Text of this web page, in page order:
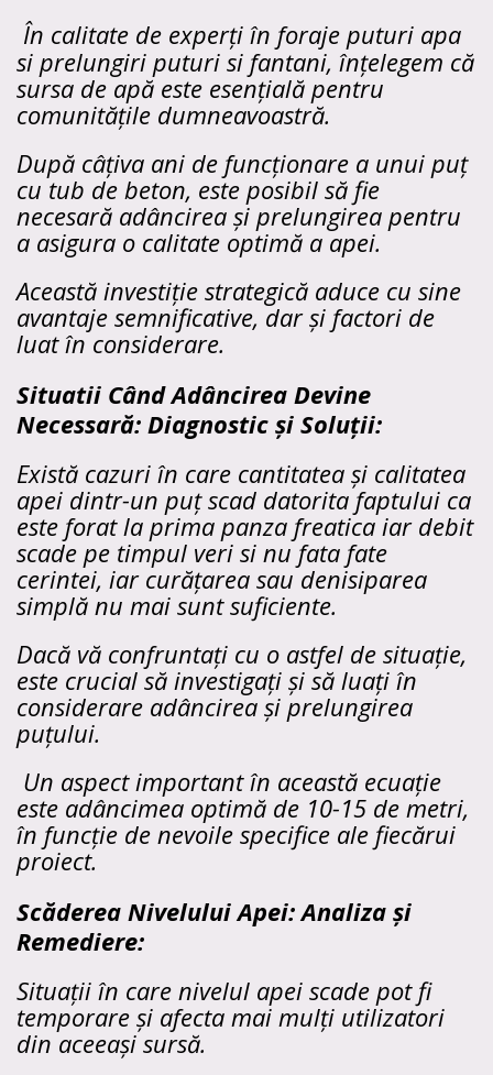
În calitate de experți în foraje puturi apa
si prelungiri puturi si fantani, înțelegem că
sursa de apă este esențială pentru
comunitățile dumneavoastră.
După câțiva ani de funcționare a unui puț
cu tub de beton, este posibil să fie
necesară adâncirea și prelungirea pentru
a asigura o calitate optimă a apei.
Această investiție strategică aduce cu sine
avantaje semnificative, dar și factori de
luat în considerare.
Situatii Când Adâncirea Devine
Necessară: Diagnostic și Soluții:
Există cazuri în care cantitatea și calitatea
apei dintr-un puț scad datorita faptului ca
este forat la prima panza freatica iar debit
scade pe timpul veri si nu fata fate
cerintei, iar curățarea sau denisiparea
simplă nu mai sunt suficiente.
Dacă vă confruntați cu o astfel de situație,
este crucial să investigați și să luați în
considerare adâncirea și prelungirea
puțului.
Un aspect important în această ecuație
este adâncimea optimă de 10-15 de metri,
în funcție de nevoile specifice ale fiecărui
proiect.
Scăderea Nivelului Apei: Analiza și
Remediere:
Situații în care nivelul apei scade pot fi
temporare și afecta mai mulți utilizatori
din aceeași sursă.